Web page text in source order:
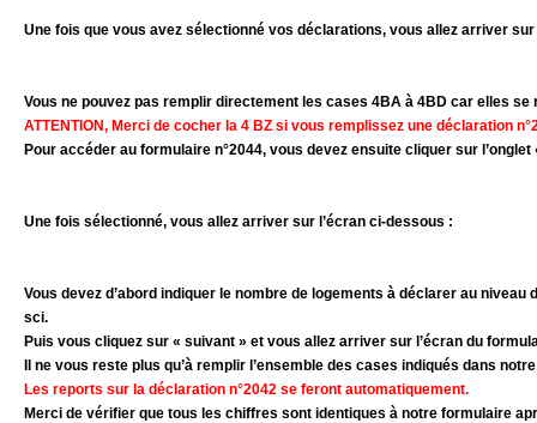
Une fois que vous avez sélectionné vos déclarations, vous allez arriver sur
Vous ne pouvez pas remplir directement les cases 4BA à 4BD car elles
ATTENTION, Merci de cocher la 4 BZ si vous remplissez une déclaration
Pour accéder au formulaire n°2044, vous devez ensuite cliquer sur l’onglet
Une fois sélectionné, vous allez arriver sur l’écran ci-dessous :
Vous devez d’abord indiquer le nombre de logements à déclarer au
sci.
Puis vous cliquez sur « suivant » et vous allez arriver sur l’écran du
Il ne vous reste plus qu’à remplir l’ensemble des cases indiqués dans
Les reports sur la déclaration n°2042 se feront automatiquement.
Merci de vérifier que tous les chiffres sont identiques à notre formulaire